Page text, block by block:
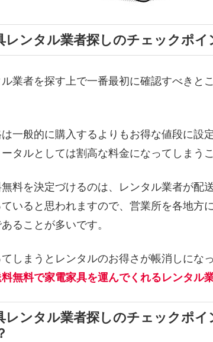
レンタル業者探しのチェックポ
業者を探す上で一番最初に確認すべきとこ
一般的に購入するよりもお得な値段に設
タルとしては割高な料金になってしまう
料を決定づけるのは、レンタル業者が配
いると思われますので、営業所を各地方
ることが多いです。
しまうとレンタルのお得さが帳消しにな
無料で家電家具を運んでくれるレンタル
レンタル業者探しのチェックポ